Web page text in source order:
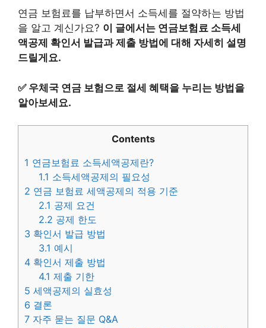
연금 보험료를 납부하면서 소득세를 절약하는 방법
을 알고 계신가요? 이 글에서는 연금보험료 소득세
액공제 확인서 발급과 제출 방법에 대해 자세히 설명
드릴게요.
✅ 우체국 연금 보험으로 절세 혜택을 누리는 방법을
알아보세요.
Contents
1 연금보험료 소득세액공제란?
1.1 소득세액공제의 필요성
2 연금 보험료 세액공제의 적용 기준
2.1 공제 요건
2.2 공제 한도
3 확인서 발급 방법
3.1 예시
4 확인서 제출 방법
4.1 제출 기한
5 세액공제의 실효성
6 결론
7 자주 묻는 질문 Q&A